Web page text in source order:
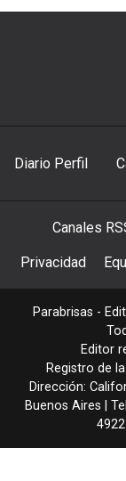
Diario Perfil
Canales
Privacidad
Parabrisas -
Editor
Registro de
Dirección:
Buenos Aires |
4922